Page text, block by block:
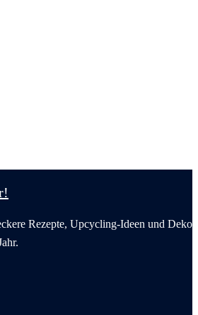
Rezepte, Upcycling-Ideen und Deko